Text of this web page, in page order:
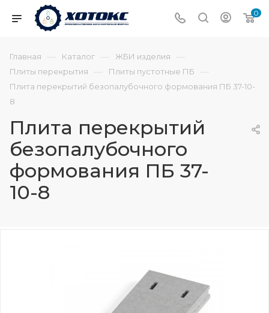
0
Главная — Каталог — ЖБИ изделия —
Плиты перекрытия — Плиты пустотные ПБ —
Плита перекрытий безопалубочного формования ПБ 37-10-
8
Плита перекрытий
безопалубочного
формования ПБ 37-
10-8